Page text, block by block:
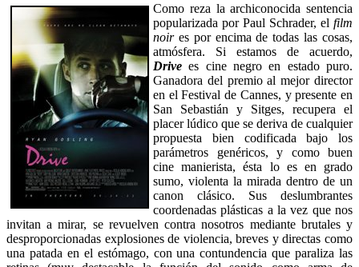
Como reza la archiconocida sentencia
popularizada por Paul Schrader, el film
noires por encima de todas las cosas,
atmósfera. Si estamos de acuerdo,
Drivees cine negro en estado puro.
Ganadora del premio al mejor director
en el Festival de Cannes, y presente en
San Sebastián y Sitges, recupera el
placer lúdico que se deriva de cualquier
propuesta bien codificada bajo los
parámetros genéricos, y como buen
cine manierista, ésta lo es en grado
sumo, violenta la mirada dentro de un
canon clásico. Sus deslumbrantes
coordenadas plásticas a la vez que nos
invitan a mirar, se revuelven contra nosotros mediante brutales y
desproporcionadas explosiones de violencia, breves y directas como
una patada en el estómago, con una contundencia que paraliza las